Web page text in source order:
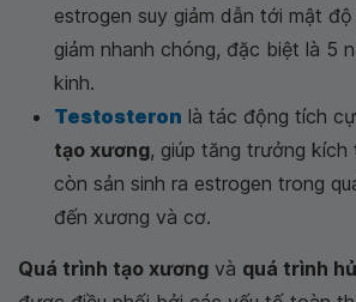
estrogen suy giảm dẫn tới mật
giảm nhanh chóng, đặc biệt là 5
kinh.
Testosteron là tác động tích
tạo xương, giúp tăng trưởng
còn sản sinh ra estrogen trong
đến xương và cơ.
Quá trình tạo xương và quá trình